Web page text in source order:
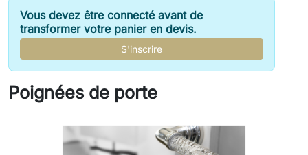
Vous devez être connecté avant de
transformer votre panier en devis.
S'inscrire
Poignées de porte